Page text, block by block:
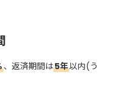
、返済期間は5年以内(う